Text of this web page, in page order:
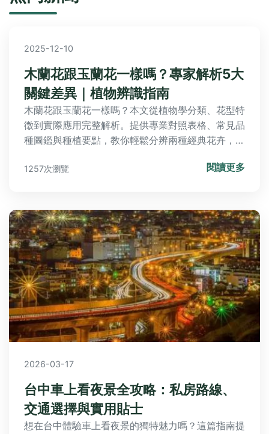
2025-12-10
木蘭花跟玉蘭花一樣嗎？專家解析5大
關鍵差異｜植物辨識指南
木蘭花跟玉蘭花一樣嗎？本文從植物學分類、花型特
徵到實際應用完整解析。提供專業對照表格、常見品
種圖鑑與種植要點，教你輕鬆分辨兩種經典花卉，破
1257次瀏覽 閱讀更多
2026-03-17
台中車上看夜景全攻略：私房路線、
交通選擇與實用貼士
想在台中體驗車上看夜景的獨特魅力嗎？這篇指南提